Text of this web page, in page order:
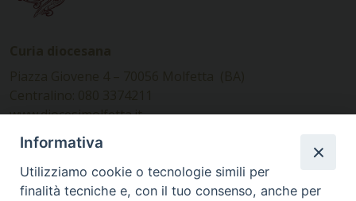
www.diocesimolfetta.it –
diocesimolfetta@pec.chiesacattolica.it
Ufficio Comunicazioni sociali
Informativa
Utilizziamo cookie o tecnologie simili per
finalità tecniche e, con il tuo consenso, anche per